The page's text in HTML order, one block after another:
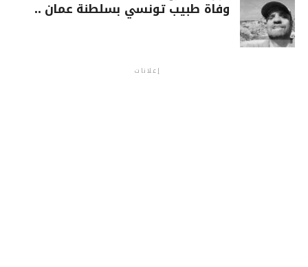
وفاة طبيب تونسي بسلطنة عمان ..
إعلانات